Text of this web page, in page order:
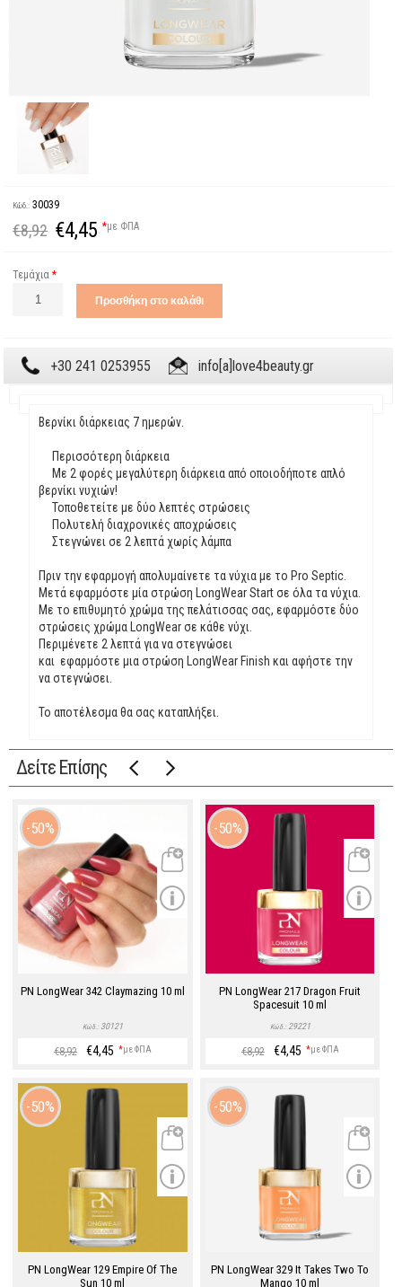
Κώδ.: 30039
€8,92 €4,45 *με ΦΠΑ
Τεμάχια*
+30 241 0253955 info[a]love4beauty.gr
Βερνίκι διάρκειας 7 ημερών.
Περισσότερη διάρκεια
Με 2 φορές μεγαλύτερη διάρκεια από οποιοδήποτε απλό
βερνίκι νυχιών!
Τοποθετείτε με δύο λεπτές στρώσεις
Πολυτελή διαχρονικές αποχρώσεις
Στεγνώνει σε 2 λεπτά χωρίς λάμπα
Πριν την εφαρμογή απολυμαίνετε τα νύχια με το Pro Septic.
Μετά εφαρμόστε μία στρώση LongWear Start σε όλα τα νύχια.
Με το επιθυμητό χρώμα της πελάτισσας σας, εφαρμόστε δύο
στρώσεις χρώμα LongWear σε κάθε νύχι.
Περιμένετε 2 λεπτά για να στεγνώσει
και εφαρμόστε μια στρώση LongWear Finish και αφήστε την
να στεγνώσει.
Το αποτέλεσμα θα σας καταπλήξει.
Δείτε Επίσης
50%
PN LongWear 342 Claymazing 10 ml
Κώδ.: 30121
€8,92 €4,45 *με ΦΠΑ
50%
PN LongWear 217 Dragon Fruit
Spacesuit 10 ml
Κώδ.: 29221
€8,92 €4,45 *με ΦΠΑ
50%
PN LongWear 129 Empire Of The
Sun 10 ml
50%
PN LongWear 329 It Takes Two To
Mango 10 ml